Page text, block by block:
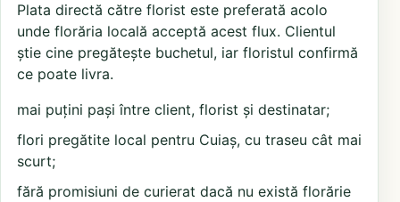
Plata directă către florist este preferată acolo
unde florăria locală acceptă acest flux. Clientul
știe cine pregătește buchetul, iar floristul confirmă
ce poate livra.
mai puțini pași între client, florist și destinatar;
flori pregătite local pentru Cuiaș, cu traseu cât mai
scurt;
fără promisiuni de curierat dacă nu există florărie